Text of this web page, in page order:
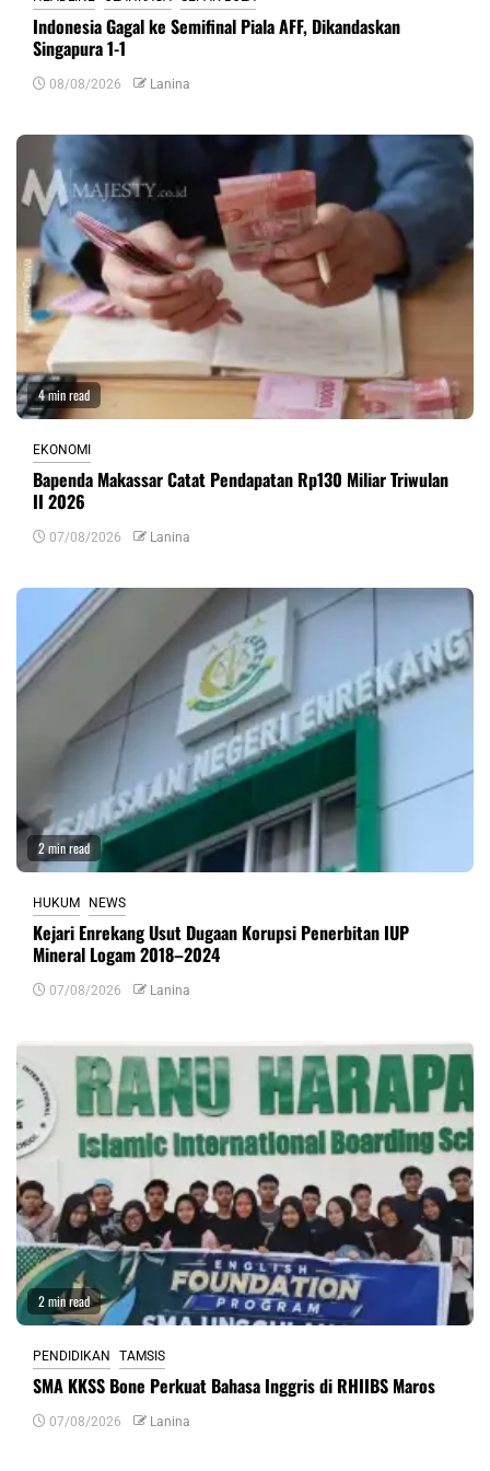
Indonesia Gagal ke Semifinal Piala AFF, Dikandaskan
Singapura 1-1
08/08/2026 Lanina
4 min read
EKONOMI
Bapenda Makassar Catat Pendapatan Rp130 Miliar Triwulan
II 2026
07/08/2026 Lanina
2 min read
HUKUM NEWS
Kejari Enrekang Usut Dugaan Korupsi Penerbitan IUP
Mineral Logam 2018–2024
07/08/2026 Lanina
2 min read
PENDIDIKAN TAMSIS
SMA KKSS Bone Perkuat Bahasa Inggris di RHIIBS Maros
07/08/2026 Lanina